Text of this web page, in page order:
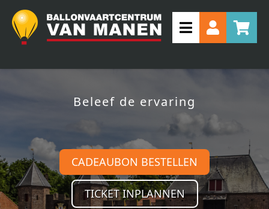
Beleef de ervaring
CADEAUBON BESTELLEN
TICKET INPLANNEN